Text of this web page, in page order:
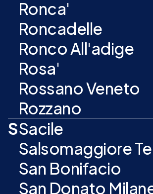
Ronca'
Roncadelle
Ronco All'adige
Rosa'
Rossano Veneto
Rozzano
SSacile
Salsomaggiore
San Bonifacio
San Donato